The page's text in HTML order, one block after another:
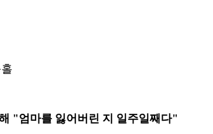
"엄마를 잃어버린 지 일주일째다"